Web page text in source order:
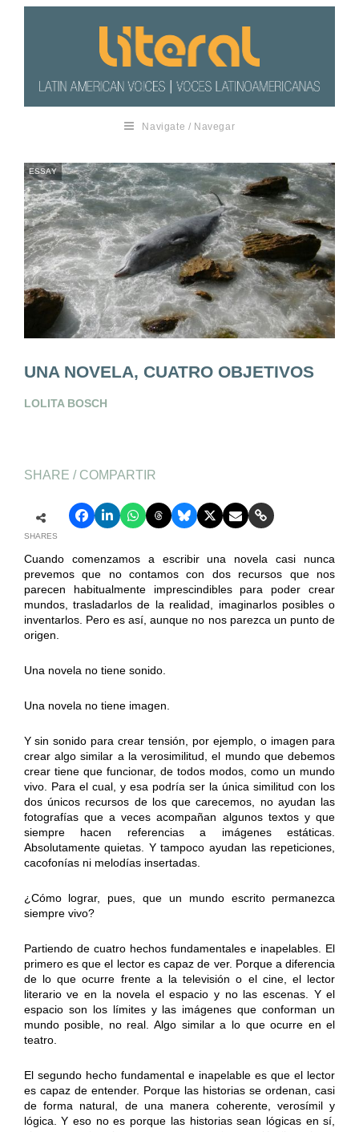
Navigate / Navegar
ESSAY
UNA NOVELA, CUATRO OBJETIVOS
LOLITA BOSCH
SHARE / COMPARTIR
SHARES
Cuando comenzamos a escribir una novela casi nunca
prevemos que no contamos con dos recursos que nos
parecen habitualmente imprescindibles para poder crear
mundos, trasladarlos de la realidad, imaginarlos posibles o
inventarlos. Pero es así, aunque no nos parezca un punto de
origen.
Una novela no tiene sonido.
Una novela no tiene imagen.
Y sin sonido para crear tensión, por ejemplo, o imagen para
crear algo similar a la verosimilitud, el mundo que debemos
crear tiene que funcionar, de todos modos, como un mundo
vivo. Para el cual, y esa podría ser la única similitud con los
dos únicos recursos de los que carecemos, no ayudan las
fotografías que a veces acompañan algunos textos y que
siempre hacen referencias a imágenes estáticas.
Absolutamente quietas. Y tampoco ayudan las repeticiones,
cacofonías ni melodías insertadas.
¿Cómo lograr, pues, que un mundo escrito permanezca
siempre vivo?
Partiendo de cuatro hechos fundamentales e inapelables. El
primero es que el lector es capaz de ver. Porque a diferencia
de lo que ocurre frente a la televisión o el cine, el lector
literario ve en la novela el espacio y no las escenas. Y el
espacio son los límites y las imágenes que conforman un
mundo posible, no real. Algo similar a lo que ocurre en el
teatro.
El segundo hecho fundamental e inapelable es que el lector
es capaz de entender. Porque las historias se ordenan, casi
de forma natural, de una manera coherente, verosímil y
lógica. Y eso no es porque las historias sean lógicas en sí,